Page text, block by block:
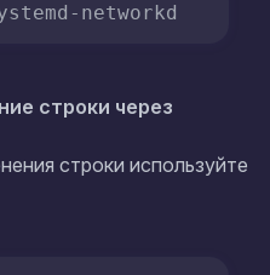
networkd
строки через
строки используйте